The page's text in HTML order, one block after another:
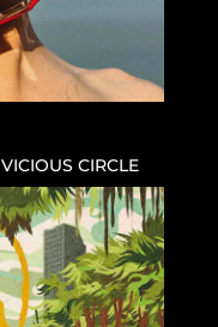
VICIOUS CIRCLE